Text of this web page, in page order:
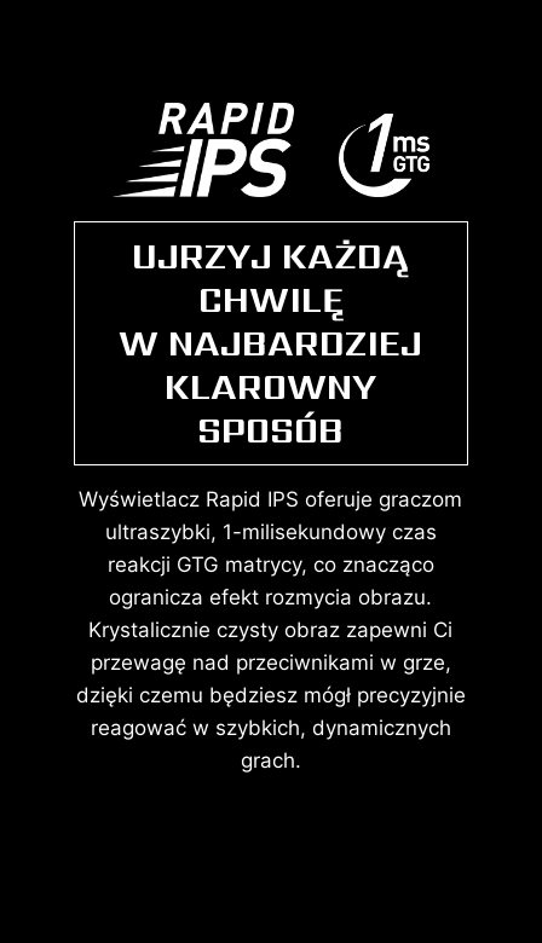
UJRZYJ KAŻDĄ
CHWILĘ
W NAJBARDZIEJ
KLAROWNY
SPOSÓB
Wyświetlacz Rapid IPS oferuje graczom
ultraszybki, 1-milisekundowy czas
reakcji GTG matrycy, co znacząco
ogranicza efekt rozmycia obrazu.
Krystalicznie czysty obraz zapewni Ci
przewagę nad przeciwnikami w grze,
dzięki czemu będziesz mógł precyzyjnie
reagować w szybkich, dynamicznych
grach.